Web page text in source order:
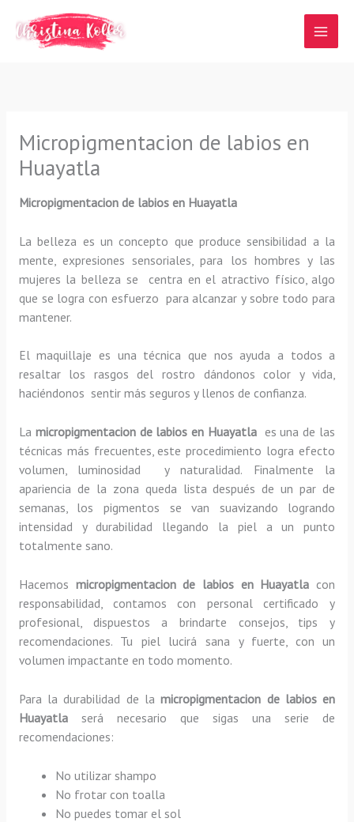
contenido
Micropigmentacion de labios en
Huayatla
Micropigmentacion de labios en Huayatla
La belleza es un concepto que produce sensibilidad a la
mente, expresiones sensoriales, para los hombres y las
mujeres la belleza se centra en el atractivo físico, algo
que se logra con esfuerzo para alcanzar y sobre todo para
mantener.
El maquillaje es una técnica que nos ayuda a todos a
resaltar los rasgos del rostro dándonos color y vida,
haciéndonos sentir más seguros y llenos de confianza.
La micropigmentacion de labios en Huayatla es una de las
técnicas más frecuentes, este procedimiento logra efecto
volumen, luminosidad y naturalidad. Finalmente la
apariencia de la zona queda lista después de un par de
semanas, los pigmentos se van suavizando logrando
intensidad y durabilidad llegando la piel a un punto
totalmente sano.
Hacemos micropigmentacion de labios en Huayatla con
responsabilidad, contamos con personal certificado y
profesional, dispuestos a brindarte consejos, tips y
recomendaciones. Tu piel lucirá sana y fuerte, con un
volumen impactante en todo momento.
Para la durabilidad de lamicropigmentacion de labios en
Huayatla será necesario que sigas una serie de
recomendaciones:
No utilizar shampo
No frotar con toalla
No puedes tomar el sol